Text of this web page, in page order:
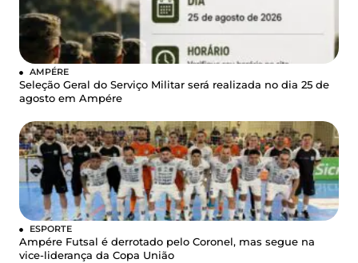
AMPÉRE
Seleção Geral do Serviço Militar será realizada no dia 25 de
agosto em Ampére
ESPORTE
Ampére Futsal é derrotado pelo Coronel, mas segue na
vice-liderança da Copa União